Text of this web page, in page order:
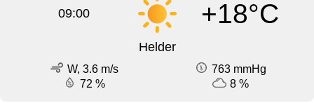
09:00 +18°C
Helder
W, 3.6 m/s
763 mmHg
72 %
8 %